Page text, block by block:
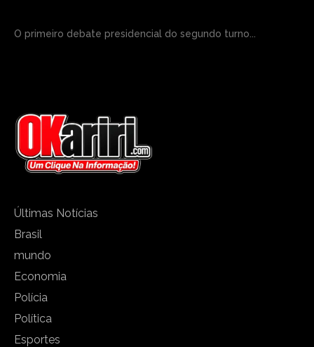
O primeiro debate presidencial do segundo turno...
Últimas Notícias
Brasil
mundo
Economia
Polícia
Política
Esportes